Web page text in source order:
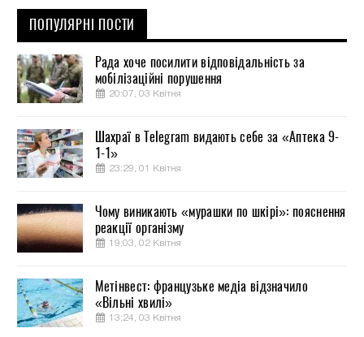
ПОПУЛЯРНІ ПОСТИ
Рада хоче посилити відповідальність за
мобілізаційні порушення
20:07, 03 Квітня
Шахраї в Telegram видають себе за «Аптека 9-
1-1»
23:29, 01 Квітня
Чому виникають «мурашки по шкірі»: пояснення
реакції організму
19:03, 02 Квітня
Метінвест: французьке медіа відзначило
«Вільні хвилі»
13:24, 03 Квітня